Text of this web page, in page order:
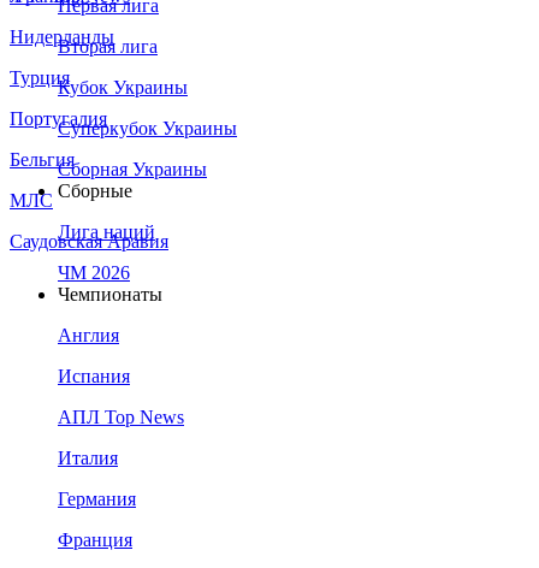
Нидерланды
Турция
Португалия
Бельгия
МЛС
Саудовская Аравия
Первая лига
Вторая лига
Кубок Украины
Суперкубок Украины
Сборная Украины
Сборные
Лига наций
ЧМ 2026
Чемпионаты
Англия
Испания
АПЛ Top News
Италия
Германия
Франция